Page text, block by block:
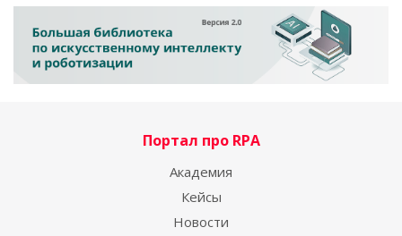
Портал про RPA
Академия
Кейсы
Новости